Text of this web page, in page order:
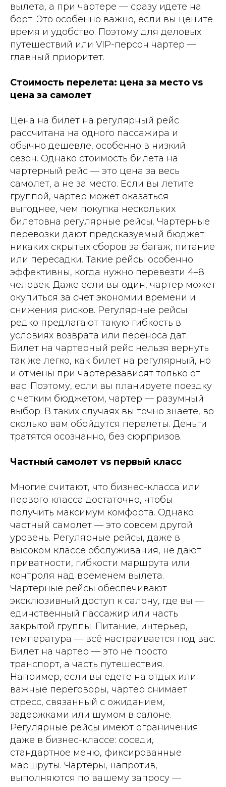
вылета, а при чартере — сразу идете на
борт. Это особенно важно, если вы цените
время и удобство. Поэтому для деловых
путешествий или VIP-персон чартер —
главный приоритет.
Стоимость перелета: цена за место vs
цена за самолет
Цена на билет на регулярный рейс
рассчитана на одного пассажира и
обычно дешевле, особенно в низкий
сезон. Однако стоимость билета на
чартерный рейс — это цена за весь
самолет, а не за место. Если вы летите
группой, чартер может оказаться
выгоднее, чем покупка нескольких
билетовна регулярные рейсы. Чартерные
перевозки дают предсказуемый бюджет:
никаких скрытых сборов за багаж, питание
или пересадки. Такие рейсы особенно
эффективны, когда нужно перевезти 4–8
человек. Даже если вы один, чартер может
окупиться за счет экономии времени и
снижения рисков. Регулярные рейсы
редко предлагают такую гибкость в
условиях возврата или переноса дат.
Билет на чартерный рейс нельзя вернуть
так же легко, как билет на регулярный, но
и отмены при чартерезависят только от
вас. Поэтому, если вы планируете поездку
с четким бюджетом, чартер — разумный
выбор. В таких случаях вы точно знаете, во
сколько вам обойдутся перелеты. Деньги
тратятся осознанно, без сюрпризов.
Частный самолет vs первый класс
Многие считают, что бизнес-класса или
первого класса достаточно, чтобы
получить максимум комфорта. Однако
частный самолет — это совсем другой
уровень. Регулярные рейсы, даже в
высоком классе обслуживания, не дают
приватности, гибкости маршрута или
контроля над временем вылета.
Чартерные рейсы обеспечивают
эксклюзивный доступ к салону, где вы —
единственный пассажир или часть
закрытой группы. Питание, интерьер,
температура — всё настраивается под вас.
Билет на чартер — это не просто
транспорт, а часть путешествия.
Например, если вы едете на отдых или
важные переговоры, чартер снимает
стресс, связанный с ожиданием,
задержками или шумом в салоне.
Регулярные рейсы имеют ограничения
даже в бизнес-классе: соседи,
стандартное меню, фиксированные
маршруты. Чартеры, напротив,
выполняются по вашему запросу —